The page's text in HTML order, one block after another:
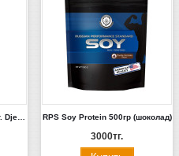
RPS Soy Protein 500гр (шоколад)
3000тг.